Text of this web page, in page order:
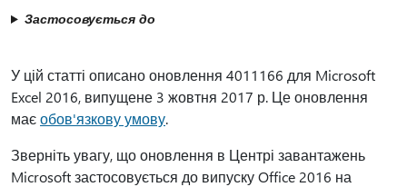
Застосовується до
У цій статті описано оновлення 4011166 для Microsoft
Excel 2016, випущене 3 жовтня 2017 р. Це оновлення
маєобов'язкову умову.
Зверніть увагу, що оновлення в Центрі завантажень
Microsoft застосовується до випуску Office 2016 на